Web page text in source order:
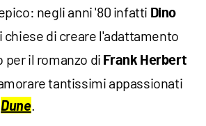
negli anni '80 infatti Dino
di creare l'adattamento
il romanzo di Frank Herbert
tantissimi appassionati
Dune.